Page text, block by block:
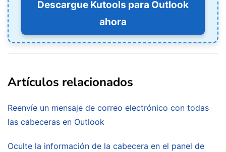
Descargue Kutools para Outlook
ahora
Artículos relacionados
Reenvíe un mensaje de correo electrónico con todas
las cabeceras en Outlook
Oculte la información de la cabecera en el panel de